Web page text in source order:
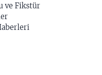
ve Fikstür